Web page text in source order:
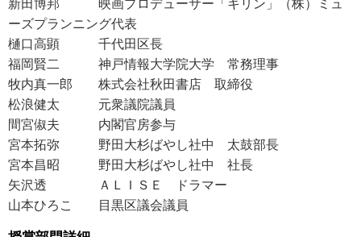
新田博邦 映画プロデューサー「キリン」（株）ミュ
ーズプランニング代表
樋口高顕 千代田区長
福岡賢二 神戸情報大学院大学 常務理事
牧内真一郎 株式会社秋田書店 取締役
松浪健太 元衆議院議員
間宮俶夫 内閣官房参与
宮本拓弥 野田大杉ばやし社中 太鼓部長
宮本昌昭 野田大杉ばやし社中 社長
矢沢透 ＡＬＩＳＥ ドラマー
山本ひろこ 目黒区議会議員